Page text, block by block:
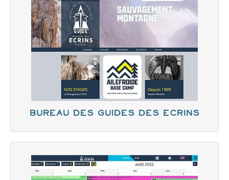
Bureau des guides des Ecrins